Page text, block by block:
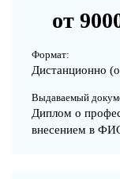
от
Формат:
Дистанционно
Выдаваемый
Диплом о
внесением в